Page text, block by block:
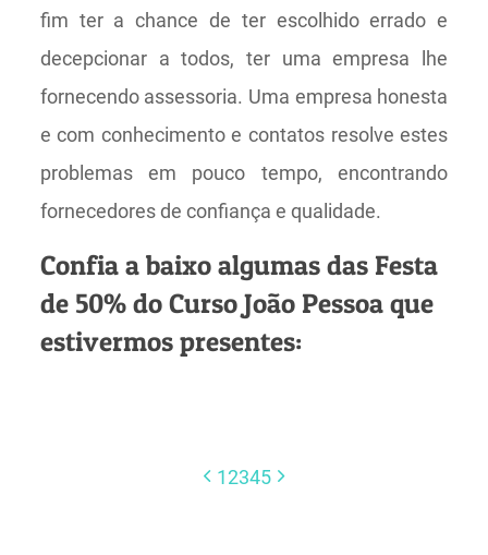
fim ter a chance de ter escolhido errado e
decepcionar a todos, ter uma empresa lhe
fornecendo assessoria. Uma empresa honesta
e com conhecimento e contatos resolve estes
problemas em pouco tempo, encontrando
fornecedores de confiança e qualidade.
Confia a baixo algumas das Festa
de 50% do Curso João Pessoa que
estivermos presentes:
12345